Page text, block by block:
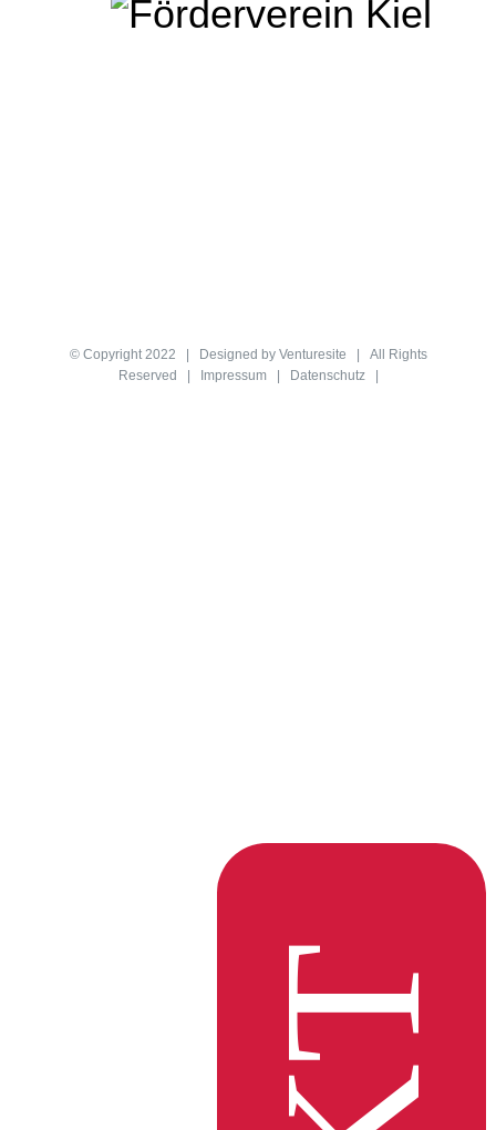
© Copyright 2022 | Designed by Venturesite | All Rights
Reserved |
Impressum| Datenschutz|